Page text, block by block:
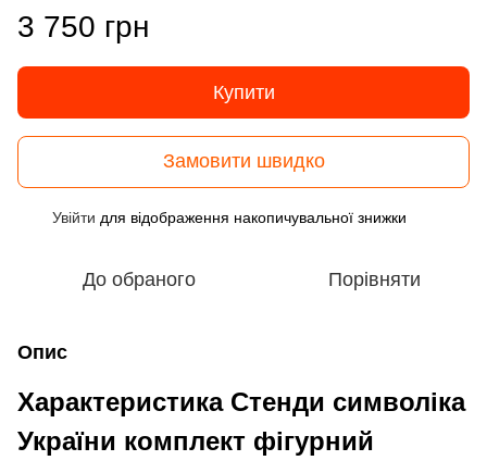
3 750 грн
Купити
Замовити швидко
Увійти для відображення накопичувальної знижки
До обраного Порівняти
Опис
Характеристика Стенди символіка
України комплект фігурний